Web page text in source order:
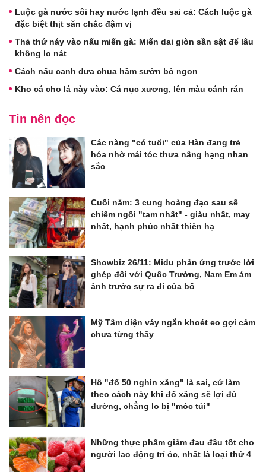
Luộc gà nước sôi hay nước lạnh đều sai cả: Cách luộc gà
đặc biệt thịt săn chắc đậm vị
Thả thứ náy vào nấu miến gà: Miến dai giòn sần sật để lâu
không lo nát
Cách nấu canh dưa chua hầm sườn bò ngon
Kho cá cho lá này vào: Cá nục xương, lên màu cánh rán
Tin nên đọc
Các nàng "có tuổi" của Hàn đang trẻ
hóa nhờ mái tóc thưa nâng hạng nhan
sắc
Cuối năm: 3 cung hoàng đạo sau sẽ
chiếm ngôi "tam nhất" - giàu nhất, may
nhất, hạnh phúc nhất thiên hạ
Showbiz 26/11: Midu phản ứng trước lời
ghép đôi với Quốc Trường, Nam Em ám
ảnh trước sự ra đi của bố
Mỹ Tâm diện váy ngắn khoét eo gợi cảm
chưa từng thấy
Hô "đổ 50 nghìn xăng" là sai, cứ làm
theo cách này khi đổ xăng sẽ lợi đủ
đường, chẳng lo bị "móc túi"
Những thực phẩm giảm đau đầu tốt cho
người lao động trí óc, nhất là loại thứ 4